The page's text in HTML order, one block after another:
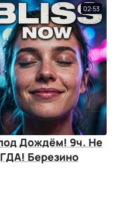
02:53
Дождём! 9ч. Не
Березино